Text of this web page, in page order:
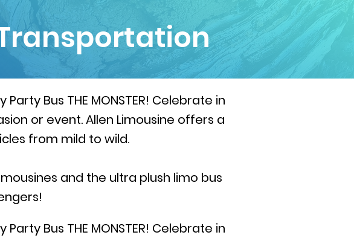
Bus THE MONSTER! Celebrate in
or event. Allen Limousine offers a
from mild to wild.
and the ultra plush limo bus
Bus THE MONSTER! Celebrate in